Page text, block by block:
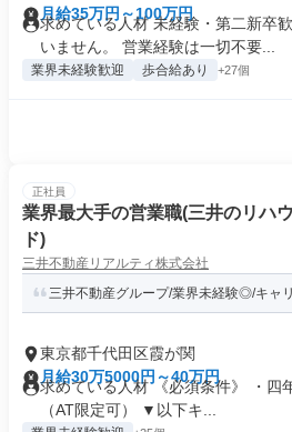
月給35万円～100万円
求めている人材 未経験・第二新卒
いません。 営業経験は一切不要...
業界未経験歓迎 歩合給あり +27個
正社員
業界最大手の営業職(三井のリハ
ド)
三井不動産リアルティ株式会社
三井不動産グループ/業界未経験◎/キャ
東京都千代田区霞が関
月給30万5000円～40万円
求めている人材 《必須条件》 ・四
（AT限定可） ▼以下キ...